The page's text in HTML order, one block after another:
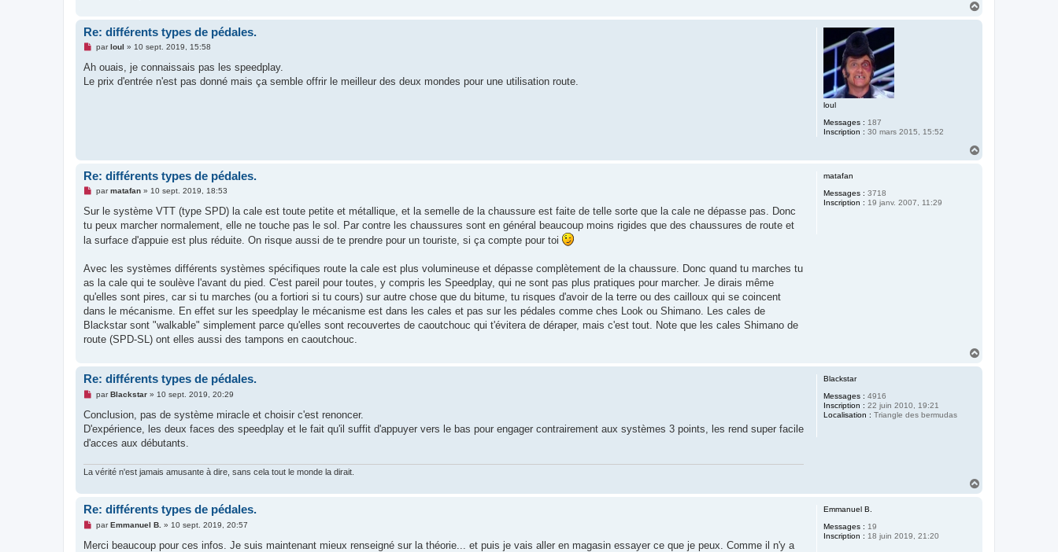
loul
Messages : 187
Inscription : 30 mars 2015, 15:52
Re: différents types de pédales.
M
s
a
parloul » 10 sept. 2019, 15:58
Ah ouais, je connaissais pas les speedplay.
Le prix d'entrée n'est pas donné mais ça semble offrir le meilleur des deux mondes pour une utilisation route.
matafan
Messages : 3718
Inscription : 19 janv. 2007, 11:29
Re: différents types de pédales.
M
s
a
g
e
o
n
l
u
parmatafan» 10 sept. 2019, 18:53
Sur le système VTT (type SPD) la cale est toute petite et métallique, et la semelle de la chaussure est faite de telle sorte que la cale ne dépasse pas. Donc
tu peux marcher normalement, elle ne touche pas le sol. Par contre les chaussures sont en général beaucoup moins rigides que des chaussures de route et
la surface d'appuie est plus réduite. On risque aussi de te prendre pour un touriste, si ça compte pour toi
Avec les systèmes différents systèmes spécifiques route la cale est plus volumineuse et dépasse complètement de la chaussure. Donc quand tu marches tu
as la cale qui te soulève l'avant du pied. C'est pareil pour toutes, y compris les Speedplay, qui ne sont pas plus pratiques pour marcher. Je dirais même
qu'elles sont pires, car si tu marches (ou a fortiori si tu cours) sur autre chose que du bitume, tu risques d'avoir de la terre ou des cailloux qui se coincent
dans le mécanisme. En effet sur les speedplay le mécanisme est dans les cales et pas sur les pédales comme ches Look ou Shimano. Les cales de
Blackstar sont "walkable" simplement parce qu'elles sont recouvertes de caoutchouc qui t'évitera de déraper, mais c'est tout. Note que les cales Shimano de
route (SPD-SL) ont elles aussi des tampons en caoutchouc.
Blackstar
Messages : 4916
Inscription : 22 juin 2010, 19:21
Localisation : Triangle des bermudas
Re: différents types de pédales.
M
s
a
g
o
parBlackstar» 10 sept. 2019, 20:29
Conclusion, pas de système miracle et choisir c'est renoncer.
D'expérience, les deux faces des speedplay et le fait qu'il suffit d'appuyer vers le bas pour engager contrairement aux systèmes 3 points, les rend super facile
d'acces aux débutants.
La vérité n'est jamais amusante à dire, sans cela tout le monde la dirait.
Emmanuel B.
Messages : 19
Inscription : 18 juin 2019, 21:20
Re: différents types de pédales.
M
s
parEmmanuel B. » 10 sept. 2019, 20:57
Merci beaucoup pour ces infos. Je suis maintenant mieux renseigné sur la théorie... et puis je vais aller en magasin essayer ce que je peux. Comme il n'y a